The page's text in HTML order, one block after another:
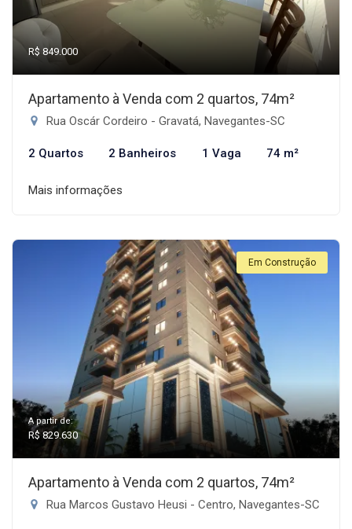
R$ 849.000
Apartamento à Venda com 2 quartos, 74m²
Rua Oscár Cordeiro - Gravatá, Navegantes-SC
2 Quartos 2 Banheiros 1 Vaga 74 m²
Mais informações
Em Construção
A partir de:
R$ 829.630
Apartamento à Venda com 2 quartos, 74m²
Rua Marcos Gustavo Heusi - Centro, Navegantes-SC